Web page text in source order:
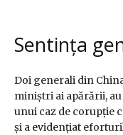
Sentința
Doi generali din
miniștri ai apărării,
unui caz de corupție
și a evidențiat